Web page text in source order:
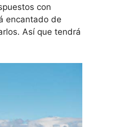
con
encantado de
Así que tendrá